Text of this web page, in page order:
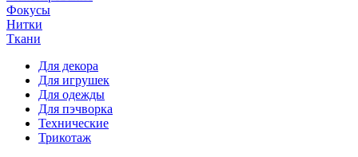
Фокусы
Нитки
Ткани
Для декора
Для игрушек
Для одежды
Для пэчворка
Технические
Трикотаж